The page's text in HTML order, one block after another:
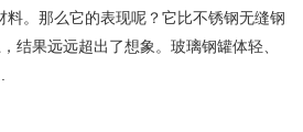
料。那么它的表现呢？它比不锈钢无缝钢
远超出了想象。玻璃钢罐体轻、